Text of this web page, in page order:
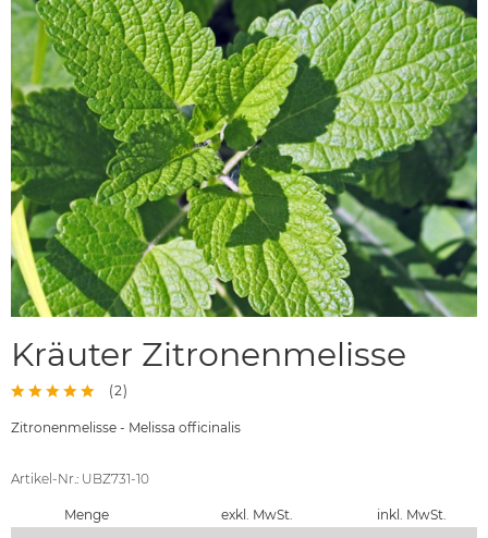
Kräuter Zitronenmelisse
(2)
Zitronenmelisse - Melissa officinalis
Artikel-Nr.: UBZ731-10
Menge exkl. MwSt. inkl. MwSt.